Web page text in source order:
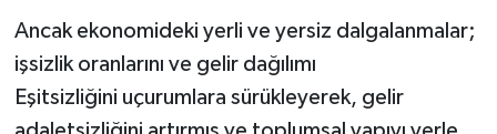
Ancak ekonomideki yerli ve yersiz dalgalanmalar;
işsizlik oranlarını ve gelir dağılımı
Eşitsizliğini uçurumlara sürükleyerek, gelir